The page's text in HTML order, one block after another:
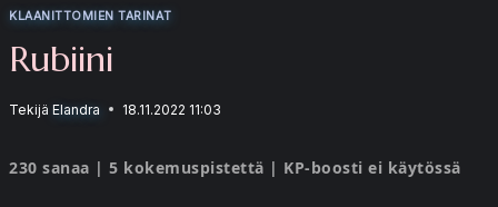
KLAANITTOMIEN TARINAT
Rubiini
Tekijä Elandra 18.11.2022 11:03
230 sanaa | 5 kokemuspistettä | KP-boosti ei käytössä